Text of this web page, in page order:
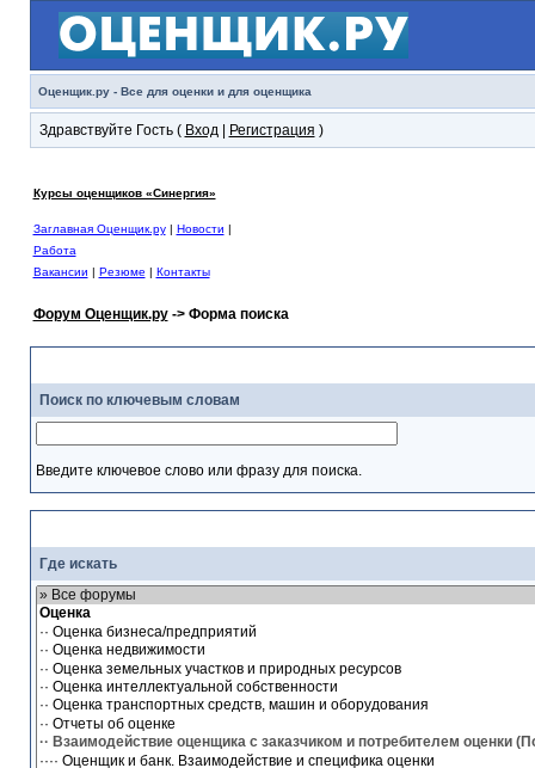
Оценщик.ру - Все для оценки и для оценщика
Здравствуйте Гость ( Вход| Регистрация )
Курсы оценщиков «Синергия»
Заглавная Оценщик.ру| Новости |
Работа
Вакансии | Резюме | Контакты
Форум Оценщик.ру-> Форма поиска
Поиск по ключевым словам
Введите ключевое слово или фразу для поиска.
Где искать